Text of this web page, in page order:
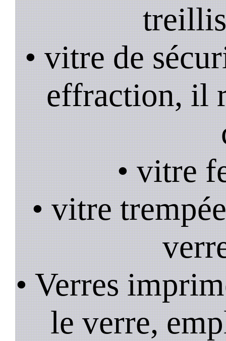
• vitre de
effraction, il
• vitre
• vitre
• Verres
le verre,